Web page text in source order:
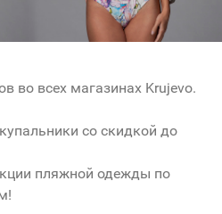
во всех магазинах Krujevo.
со скидкой до
пляжной одежды по